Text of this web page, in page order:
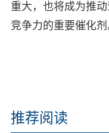
重大，也将成为推
竞争力的重要催化
推荐阅读